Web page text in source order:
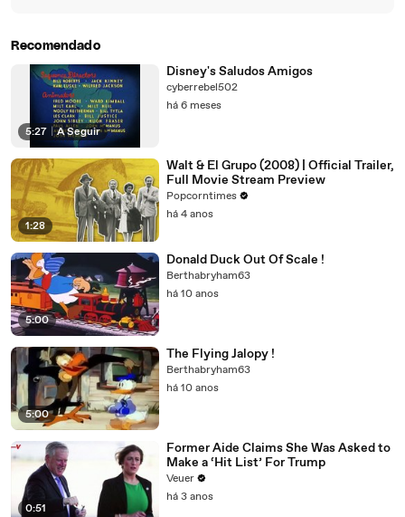
Recomendado
5:27 A Seguir
Disney's Saludos Amigos
cyberrebel502
há 6 meses
1:28
Walt & El Grupo (2008) | Official Trailer,
Full Movie Stream Preview
Popcorntimes
há 4 anos
5:00
Donald Duck Out Of Scale !
Berthabryham63
há 10 anos
5:00
The Flying Jalopy !
Berthabryham63
há 10 anos
0:51
Former Aide Claims She Was Asked to
Make a ‘Hit List’ For Trump
Veuer
há 3 anos